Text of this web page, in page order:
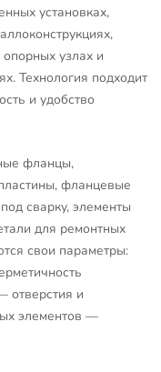
установках,
узлах и
Технология подходит
и удобство
фланцы,
фланцевые
сварку, элементы
для ремонтных
свои параметры:
отверстия и
элементов —